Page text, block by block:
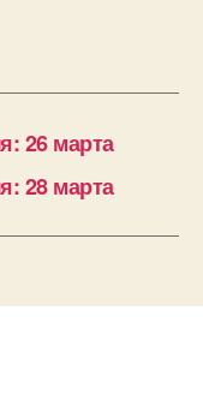
26 марта
28 марта